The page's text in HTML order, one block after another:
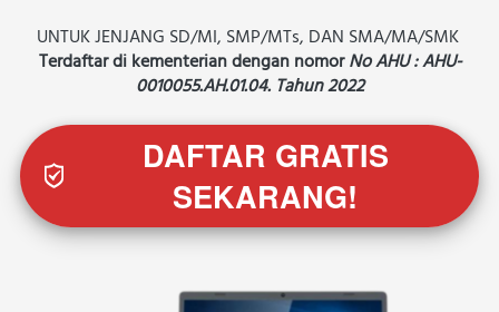
UNTUK JENJANG SD/MI, SMP/MTs, DAN SMA/MA/SMK
Terdaftar di kementerian dengan nomor No AHU : AHU-
0010055.AH.01.04. Tahun 2022
`
DAFTAR GRATIS
SEKARANG!